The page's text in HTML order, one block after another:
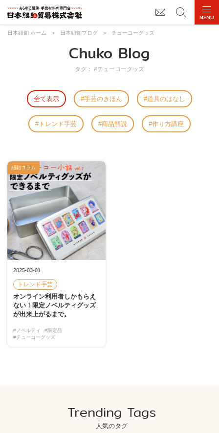
日本紐釦 ホーム > 日本紐釦ブログ > チューコーグッズ
Chuko Blog
タグ： #チューコーグッズ
全て表示 手芸のきほん 道具のはなし
トレンド手芸 商品解説 作り方講座
2025-03-01
トレンド手芸
オンライン利用者しかもらえ
ない！限定ノベルティグッズ
が出来上がるまで。
#ノベルティ
#限定品
#チューコーグッズ
紐釦コラム
Trending Tags
人気のタグ